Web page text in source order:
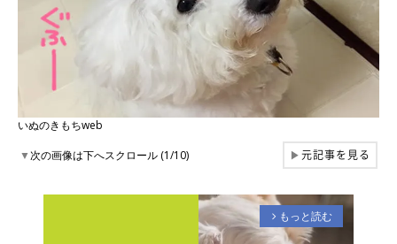
いぬのきもちweb
▼次の画像は下へスクロール (1/10) ▶元記事を見る
arrow_forward_ios もっと読む